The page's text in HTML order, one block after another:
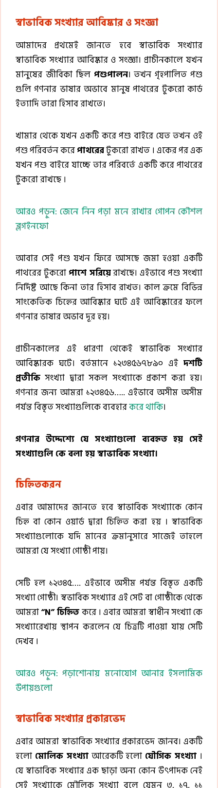
স্বাভাবিক সংখ্যার আবিষ্কার ও সংজ্ঞা
আমাদের প্রথমেই জানতে হবে স্বাভাবিক সংখ্যার
স্বাভাবিক সংখ্যার আবিষ্কার ও সংজ্ঞা। প্রাচীনকালে যখন
মানুষের জীবিকা ছিল পশুপালন। তখন গৃহপালিত পশু
গুলি গণনার ভাষার অভাবে মানুষ পাথরের টুকরো কার্ড
ইত্যাদি তারা হিসাব রাখতে।
খামার থেকে যখন একটি করে পশু বাইরে যেত তখন ওই
পশু পরিবর্তন করেপাথরেরটুকরো রাখত । একের পর এক
যখন পশু বাইরে যাচ্ছে তার পরিবর্তে একটি করে পাথরের
টুকরো রাখছে ।
আরও পড়ুন: জেনে নিন পড়া মনে রাখার গোপন কৌশল
ব্লগইনফো
আবার সেই পশু যখন ফিরে আসছে জমা হওয়া একটি
পাথরের টুকরো পাশে সরিয়েরাখছে। এইভাবে পশু সংখ্যা
নির্দিষ্ট আছে কিনা তার হিসাব রাখত। কাল ক্রমে বিভিন্ন
সাংকেতিক চিহ্নের আবিষ্কার ঘটে এই আবিষ্কারের ফলে
গণনার ভাষার অভাব দূর হয়।
প্রাচীনকালের এই ধারণা থেকেই স্বাভাবিক সংখ্যার
আবিষ্কারক ঘটে। বর্তমানে ১২৩৪৫৬৭৮৯০ এই দশটি
প্রতীকি সংখ্যা দ্বারা সকল সংখ্যাকে প্রকাশ করা হয়।
গণনার জন্য আমরা ১২৩৪৫৬….. এইভাবে অসীম অসীম
পর্যন্ত বিস্তৃত সংখ্যাগুলিকে ব্যবহারকরে থাকি।
গণনার উদ্দেশ্যে যে সংখ্যাগুলো ব্যবহৃত হয় সেই
সংখ্যাগুলি কে বলা হয় স্বাভাবিক সংখ্যা।
চিহ্নিতকরন
এবার আমাদের জানতে হবে স্বাভাবিক সংখ্যাকে কোন
চিহ্ন বা কোন ওয়ার্ড দ্বারা চিহ্নিত করা হয় । স্বাভাবিক
সংখ্যাগুলোকে যদি মানের ক্রমানুসারে সাজেই তাহলে
আমরা যে সংখ্যা গোষ্ঠী পায়।
সেটি হল ১২৩৪৫…. এইভাবে অসীম পর্যন্ত বিস্তৃত একটি
সংখ্যা গোষ্ঠী। স্বভাবিক সংখ্যার এই সেট বা গোষ্ঠীকে থেকে
আমরা“N” চিহ্নিতকরে । এবার আমরা স্বাধীন সংখ্যা কে
সংখ্যারেখায় স্থাপন করলেন যে চিত্রটি পাওয়া যায় সেটি
দেখব ।
আরও পড়ুন: পড়াশোনায় মনোযোগ আনার ইসলামিক
উপায়গুলো
স্বাভাবিক সংখ্যার প্রকারভেদ
এবার আমরা স্বাভাবিক সংখ্যার প্রকারভেদ জানব। একটি
হলো মোলিক সংখ্যাআরেকটি হলো যৌগিক সংখ্যা ।
যে স্বাভাবিক সংখ্যার এক ছাড়া অন্য কোন উৎপাদক নেই